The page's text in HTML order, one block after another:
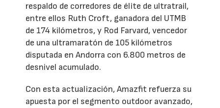
respaldo de corredores de élite de ultratrail,
entre ellos Ruth Croft, ganadora del UTMB
de 174 kilómetros, y Rod Farvard, vencedor
de una ultramaratón de 105 kilómetros
disputada en Andorra con 6.800 metros de
desnivel acumulado.
Con esta actualización, Amazfit refuerza su
apuesta por el segmento outdoor avanzado,